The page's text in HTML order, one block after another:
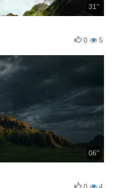
31''
5
0
06''
4
0